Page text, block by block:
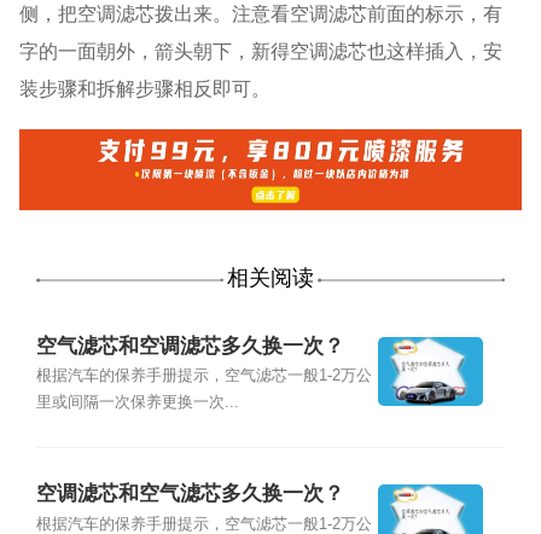
侧，把空调滤芯拨出来。注意看空调滤芯前面的标示，有
字的一面朝外，箭头朝下，新得空调滤芯也这样插入，安
装步骤和拆解步骤相反即可。
相关阅读
空气滤芯和空调滤芯多久换一次？
根据汽车的保养手册提示，空气滤芯一般1-2万公
里或间隔一次保养更换一次...
空调滤芯和空气滤芯多久换一次？
根据汽车的保养手册提示，空气滤芯一般1-2万公